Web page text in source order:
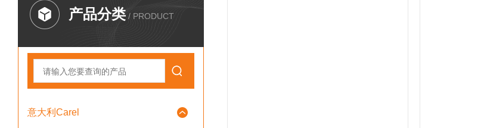
产品分类 / PRODUCT
意大利Carel